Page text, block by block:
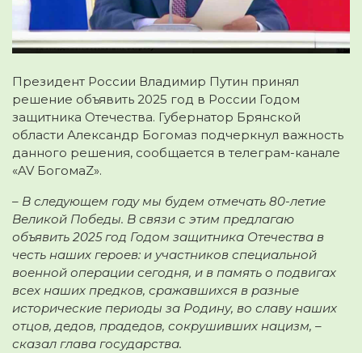
Президент России Владимир Путин принял
решение объявить 2025 год в России Годом
защитника Отечества. Губернатор Брянской
области Александр Богомаз подчеркнул важность
данного решения, сообщается в телеграм-канале
«AV БогомаZ».
– В следующем году мы будем отмечать 80-летие
Великой Победы. В связи с этим предлагаю
объявить 2025 год Годом защитника Отечества в
честь наших героев: и участников специальной
военной операции сегодня, и в память о подвигах
всех наших предков, сражавшихся в разные
исторические периоды за Родину, во славу наших
отцов, дедов, прадедов, сокрушивших нацизм, –
сказал глава государства.